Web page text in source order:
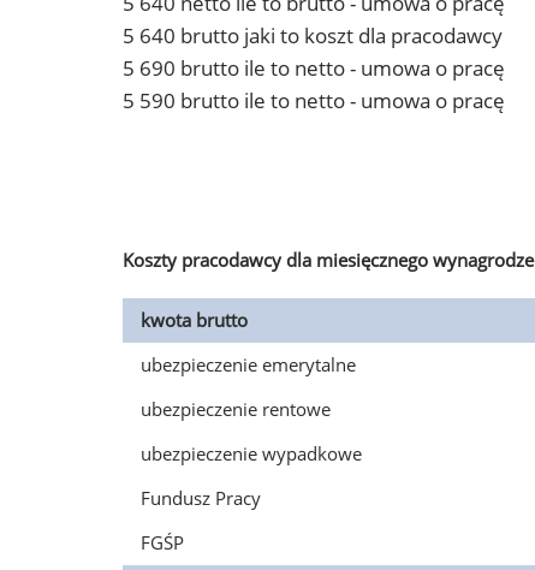
5 640 brutto jaki to koszt dla pracodawcy
5 690 brutto ile to netto - umowa o pracę
5 590 brutto ile to netto - umowa o pracę
Koszty pracodawcy dla miesięcznego
kwota brutto
ubezpieczenie emerytalne
ubezpieczenie rentowe
ubezpieczenie wypadkowe
Fundusz Pracy
FGŚP